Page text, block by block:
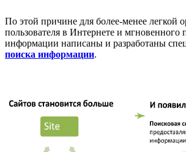
По этой причине для более-менее легкой
пользователя в Интернете и мгновенного
информации написаны и разработаны
поиска информации.